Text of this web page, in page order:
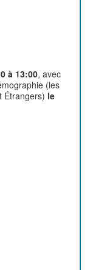
à 13:00, avec
(les
Étrangers) le